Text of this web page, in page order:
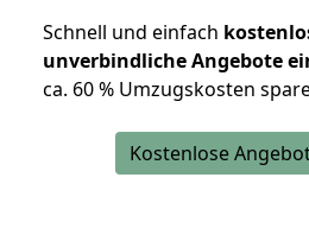
Schnell und einfach
unverbindliche Angebote
ca. 60 % Umzugskosten
Kostenlose